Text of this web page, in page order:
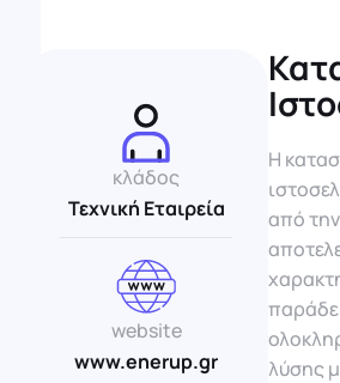
Τεχνική Εταιρεία
κλάδος
www.enerup.gr
website
Η
από
λύσης